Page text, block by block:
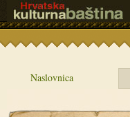
Naslovnica